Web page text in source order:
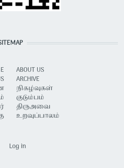
ABOUT US
ARCHIVE
நிகழ்வுகள்
குடும்பம்
திருஅவை
உறவுப்பாலம்
Log in